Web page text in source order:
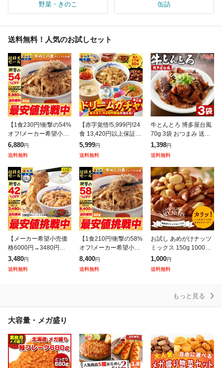
野菜・きのこ 缶詰
送料無料！人気のお試しセット
【1食230円!衝撃の54%
オフ!メーカー希望小売
価格15,000円→6,880
円】 牛めしの具(プレミ
6,880円
送料無料
【赤字覚悟!5,999円!24
食 13,420円以上保証!】
松屋 新春 ドリームガチ
ャ 福袋 2026 最大27,42
5,999円
送料無料
牛とんとろ 博多屋台風
70g 3袋 おつまみ 送料
無料 お試し 国産 和牛
牛肉 トントロ 豚とろ
お
1,398円
送料無料
【メーカー希望小売価
格6000円→3480円】
松屋 乳酸菌入り牛めし
の具(プレミアム仕様)1
3,480円
送料無料
【1食210円!衝撃の58%
オフ!メーカー希望小売
価格20,000円→8,400
円】 松屋 新牛めしの具
8,400円
送料無料
お試し あめがけナッツ
ミックス 150g 1000円
ポッキリ ミックス ナッ
ツ 飴がけ MIXナッツ ア
1,000円
送料無料
もっと見る
大容量・メガ盛り